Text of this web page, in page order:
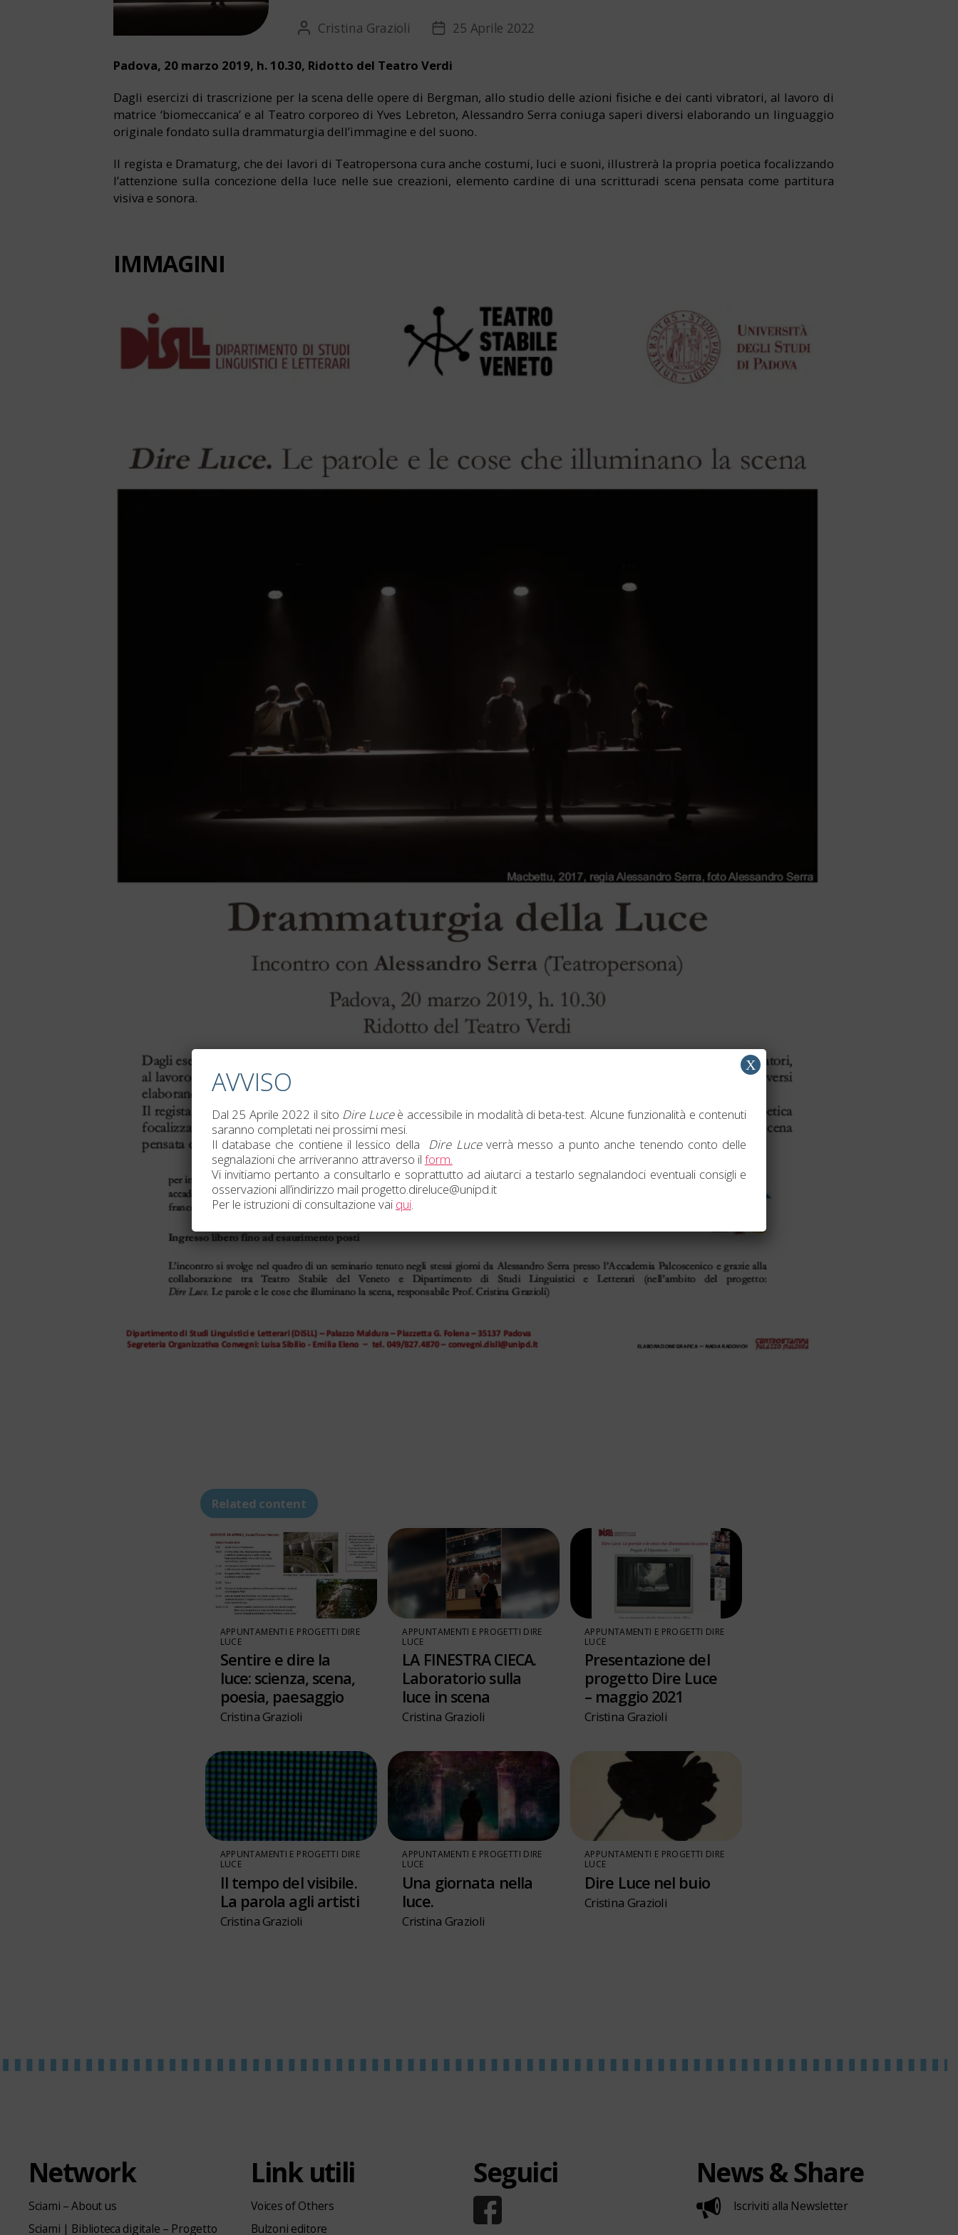
Autore
articolo
AuthorCristina Grazioli
Data
dell'articolo
25 Aprile 2022
Padova, 20 marzo 2019, h. 10.30, Ridotto del Teatro Verdi
Dagli esercizi di trascrizione per la scena delle opere di Bergman, allo studio delle azioni fisiche e dei canti vibratori, al lavoro di
matrice ‘biomeccanica’ e al Teatro corporeo di Yves Lebreton, Alessandro Serra coniuga saperi diversi elaborando un linguaggio
originale fondato sulla drammaturgia dell’immagine e del suono.
Il regista e Dramaturg, che dei lavori di Teatropersona cura anche costumi, luci e suoni, illustrerà la propria poetica focalizzando
l’attenzione sulla concezione della luce nelle sue creazioni, elemento cardine di una scritturadi scena pensata come partitura
visiva e sonora.
IMMAGINI
Related content
APPUNTAMENTI E PROGETTI DIRE
LUCE
Sentire e dire la
luce: scienza, scena,
poesia, paesaggio
Cristina Grazioli
APPUNTAMENTI E PROGETTI DIRE
LUCE
LA FINESTRA CIECA.
Laboratorio sulla
luce in scena
Cristina Grazioli
APPUNTAMENTI E PROGETTI DIRE
LUCE
Presentazione del
progetto Dire Luce
– maggio 2021
Cristina Grazioli
APPUNTAMENTI E PROGETTI DIRE
LUCE
Il tempo del visibile.
La parola agli artisti
Cristina Grazioli
APPUNTAMENTI E PROGETTI DIRE
LUCE
Una giornata nella
luce.
Cristina Grazioli
APPUNTAMENTI E PROGETTI DIRE
LUCE
Dire Luce nel buio
Cristina Grazioli
Network
Sciami – About us
Sciami | Biblioteca digitale – Progetto
Link utili
Voices of Others
Bulzoni editore
Seguici News & Share
Iscriviti alla Newsletter
AVVISO
Dal 25 Aprile 2022 il sito Dire Luceè accessibile in modalità di beta-test. Alcune funzionalità e contenuti
saranno completati nei prossimi mesi.
Il database che contiene il lessico della Dire Luceverrà messo a punto anche tenendo conto delle
segnalazioni che arriveranno attraverso il form.
Vi invitiamo pertanto a consultarlo e soprattutto ad aiutarci a testarlo segnalandoci eventuali consigli e
osservazioni all’indirizzo mail progetto.direluce@unipd.it
Per le istruzioni di consultazione vai qui.
X